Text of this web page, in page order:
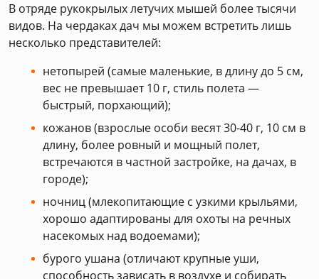
В отряде рукокрылых летучих мышей более тысячи
видов. На чердаках дач мы можем встретить лишь
несколько представителей:
нетопырей (самые маленькие, в длину до 5 см,
вес не превышает 10 г, стиль полета —
быстрый, порхающий);
кожанов (взрослые особи весят 30-40 г, 10 см в
длину, более ровный и мощный полет,
встречаются в частной застройке, на дачах, в
городе);
ночниц (млекопитающие с узкими крыльями,
хорошо адаптированы для охоты на речных
насекомых над водоемами);
бурого ушана (отличают крупные уши,
способность зависать в воздухе и собирать